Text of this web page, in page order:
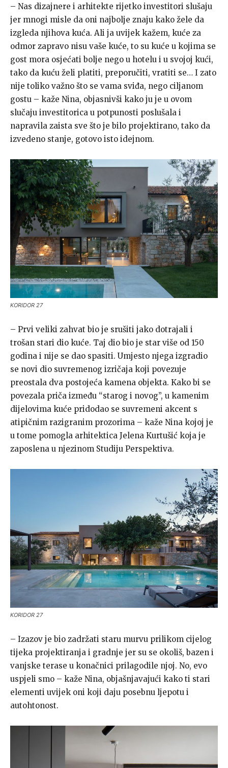
– Nas dizajnere i arhitekte rijetko investitori slušaju
jer mnogi misle da oni najbolje znaju kako žele da
izgleda njihova kuća. Ali ja uvijek kažem, kuće za
odmor zapravo nisu vaše kuće, to su kuće u kojima se
gost mora osjećati bolje nego u hotelu i u svojoj kući,
tako da kuću želi platiti, preporučiti, vratiti se… I zato
nije toliko važno što se vama sviđa, nego ciljanom
gostu – kaže Nina, objasnivši kako ju je u ovom
slučaju investitorica u potpunosti poslušala i
napravila zaista sve što je bilo projektirano, tako da
izvedeno stanje, gotovo isto idejnom.
KORIDOR 27
– Prvi veliki zahvat bio je srušiti jako dotrajali i
trošan stari dio kuće. Taj dio bio je star više od 150
godina i nije se dao spasiti. Umjesto njega izgradio
se novi dio suvremenog izričaja koji povezuje
preostala dva postojeća kamena objekta. Kako bi se
povezala priča između “starog i novog”, u kamenim
dijelovima kuće pridodao se suvremeni akcent s
atipičnim razigranim prozorima – kaže Nina kojoj je
u tome pomogla arhitektica Jelena Kurtušić koja je
zaposlena u njezinom Studiju Perspektiva.
KORIDOR 27
– Izazov je bio zadržati staru murvu prilikom cijelog
tijeka projektiranja i gradnje jer su se okoliš, bazen i
vanjske terase u konačnici prilagodile njoj. No, evo
uspjeli smo – kaže Nina, objašnjavajući kako ti stari
elementi uvijek oni koji daju posebnu ljepotu i
autohtonost.